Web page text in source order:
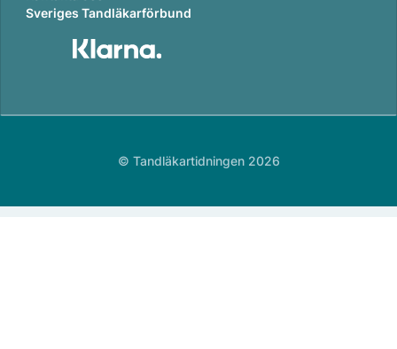
Sveriges Tandläkarförbund
© Tandläkartidningen 2026